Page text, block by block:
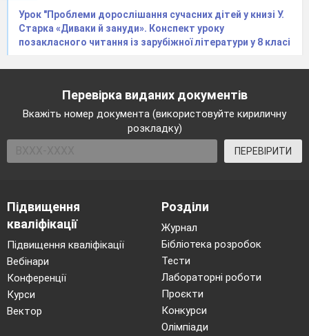
Урок "Проблеми дорослішання сучасних дітей у книзі У.
Старка «Диваки й зануди». Конспект уроку
позакласного читання із зарубіжної літератури у 8 класі
Перевірка виданих документів
Вкажіть номер документа (використовуйте кириличну
розкладку)
ПЕРЕВІРИТИ
Підвищення
кваліфікації
Підвищення кваліфікації
Вебінари
Конференції
Курси
Вектор
Розділи
Журнал
Бібліотека розробок
Тести
Лабораторні роботи
Проєкти
Конкурси
Олімпіади